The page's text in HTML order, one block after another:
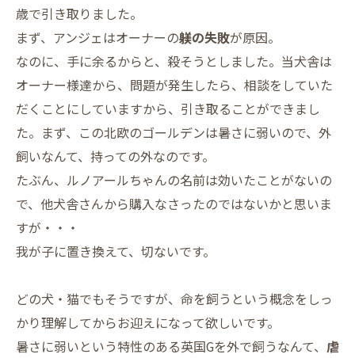
歳で引き取りました。
まず、アンジェはオーナーの躾の失敗が原因。
なのに、手に余るからと、殺そうとしました。当犬舎は
オーナー様達から、問題が発生したら、相談をしていた
だくことにしていますから、引き取ることができまし
た。まず、この北欧のゴールデンは暑さに弱いので、外
飼いなんて、持っての外なのです。
たぶん、ルノアールちゃんの名前は効いたことがないの
で、他犬舎さんから購入なさったのではないかと思いま
すが・・・
我が子に置き換えて、切ないです。
どの犬・猫でもそうですが、命を飼うという概念をしっ
かり理解してからお迎えになって欲しいです。
暑さに弱いという特性のある英国Gを外で飼うなんて、 虐